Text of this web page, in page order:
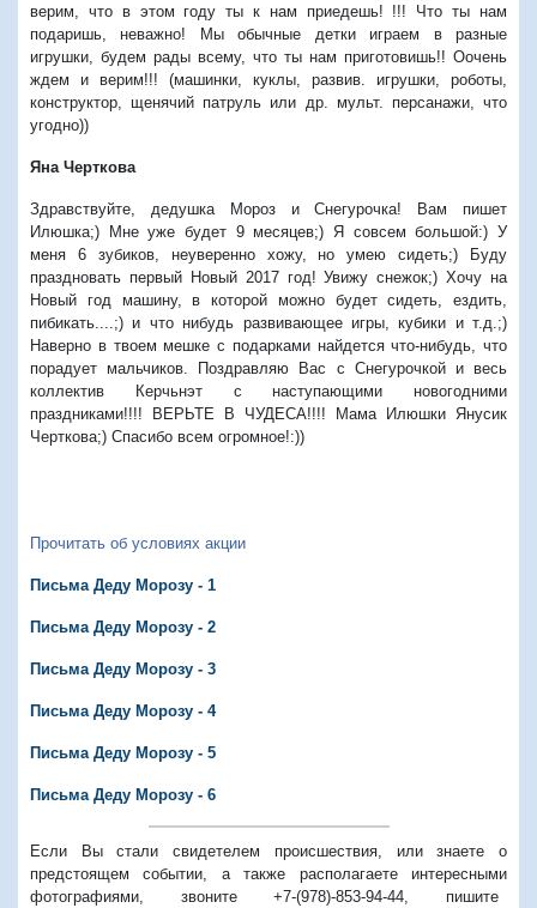
верим, что в этом году ты к нам приедешь! !!! Что ты нам
подаришь, неважно! Мы обычные детки играем в разные
игрушки, будем рады всему, что ты нам приготовишь!! Оочень
ждем и верим!!! (машинки, куклы, развив. игрушки, роботы,
конструктор, щенячий патруль или др. мульт. персанажи, что
угодно))
Яна Черткова
Здравствуйте, дедушка Мороз и Снегурочка! Вам пишет
Илюшка;) Мне уже будет 9 месяцев;) Я совсем большой:) У
меня 6 зубиков, неуверенно хожу, но умею сидеть;) Буду
праздновать первый Новый 2017 год! Увижу снежок;) Хочу на
Новый год машину, в которой можно будет сидеть, ездить,
пибикать....;) и что нибудь развивающее игры, кубики и т.д.;)
Наверно в твоем мешке с подарками найдется что-нибудь, что
порадует мальчиков. Поздравляю Вас с Снегурочкой и весь
коллектив Керчьнэт с наступающими новогодними
праздниками!!!! ВЕРЬТЕ В ЧУДЕСА!!!! Мама Илюшки Янусик
Черткова;) Спасибо всем огромное!:))
Прочитать об условиях акции
Письма Деду Морозу - 1
Письма Деду Морозу - 2
Письма Деду Морозу - 3
Письма Деду Морозу - 4
Письма Деду Морозу - 5
Письма Деду Морозу - 6
Если Вы стали свидетелем происшествия, или знаете о
предстоящем событии, а также располагаете интересными
фотографиями, звоните +7-(978)-853-94-44, пишите